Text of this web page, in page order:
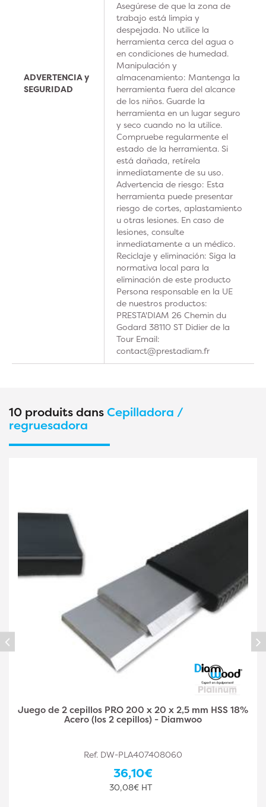
ADVERTENCIA y
SEGURIDAD
Asegúrese de que la zona de
trabajo está limpia y
despejada. No utilice la
herramienta cerca del agua o
en condiciones de humedad.
Manipulación y
almacenamiento: Mantenga la
herramienta fuera del alcance
de los niños. Guarde la
herramienta en un lugar seguro
y seco cuando no la utilice.
Compruebe regularmente el
estado de la herramienta. Si
está dañada, retírela
inmediatamente de su uso.
Advertencia de riesgo: Esta
herramienta puede presentar
riesgo de cortes, aplastamiento
u otras lesiones. En caso de
lesiones, consulte
inmediatamente a un médico.
Reciclaje y eliminación: Siga la
normativa local para la
eliminación de este producto
Persona responsable en la UE
de nuestros productos:
PRESTA'DIAM 26 Chemin du
Godard 38110 ST Didier de la
Tour Email:
contact@prestadiam.fr
10 produits dansCepilladora /
regruesadora
Juego de 2 cepillos PRO 250 x 30 x 3 mm HSS 18%
Acero (los 2 cepillos) - Diamwood
Ref. DW-PLA407408061
44,10€
36,75€ HT